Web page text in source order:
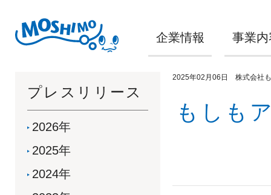
企業情報 事業内
もしも
2025年02月06日 株式会社
プレスリリース
2026年
2025年
2024年